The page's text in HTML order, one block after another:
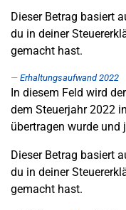
Dieser Betrag basiert
du in deiner
gemacht hast.
Erhaltungsaufwand 2022
In diesem Feld wird
dem Steuerjahr 2022
übertragen wurde und
Dieser Betrag basiert
du in deiner
gemacht hast.